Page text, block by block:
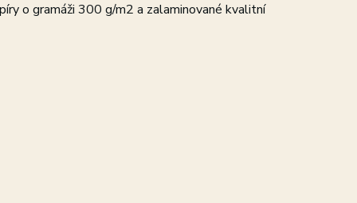
o gramáži 300 g/m2 a zalaminované kvalitní